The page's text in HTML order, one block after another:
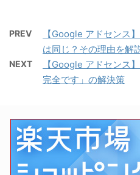
PREV
【Google アドセンス
は同じ？その理由を解
NEXT
【Google アドセンス
完全です」の解決策